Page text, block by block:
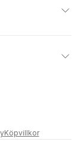
Köpvillkor